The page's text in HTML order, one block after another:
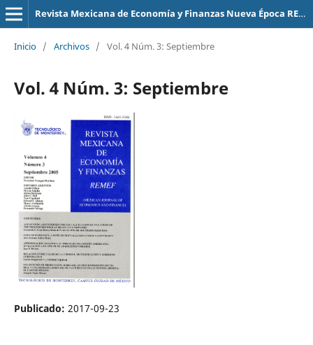
Revista Mexicana de Economía y Finanzas Nueva Época REMEF (The Mexican Journal of Economics and Finance)
Inicio / Archivos / Vol. 4 Núm. 3: Septiembre
Vol. 4 Núm. 3: Septiembre
Publicado: 2017-09-23